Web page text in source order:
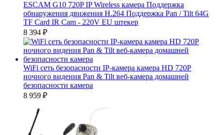
ESCAM G10 720P IP Wireless камера Поддержка
обнаружения движения H.264 Поддержка Pan / Tilt 64G
TF Card IR Cam - 220V EU штекер
8 394 ₽
WiFi сеть безопасности IP-камера камера HD 720P
ночного видения Pan & Tilt веб-камера домашней
безопасности камера
8 959 ₽